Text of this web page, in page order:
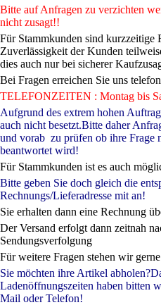
Bitte auf Anfragen zu verzichten
nicht zusagt!!
Für Stammkunden sind kurzzeitige
Zuverlässigkeit der Kunden
dies auch nur bei sicherer
Bei Fragen erreichen Sie uns
TELEFONZEITEN : Montag bis
Aufgrund des extrem hohen
auch nicht besetzt.Bitte daher
und vorab zu prüfen ob ihre Frage
beantwortet wird!
Für Stammkunden ist es auch
Bitte geben Sie doch gleich die
Rechnungs/Lieferadresse mit an!
Sie erhalten dann eine Rechnung
Der Versand erfolgt dann zeitnah
Sendungsverfolgung
Für weitere Fragen stehen wir
Sie möchten ihre Artikel
Ladenöffnungszeiten haben bitten
Mail oder Telefon!